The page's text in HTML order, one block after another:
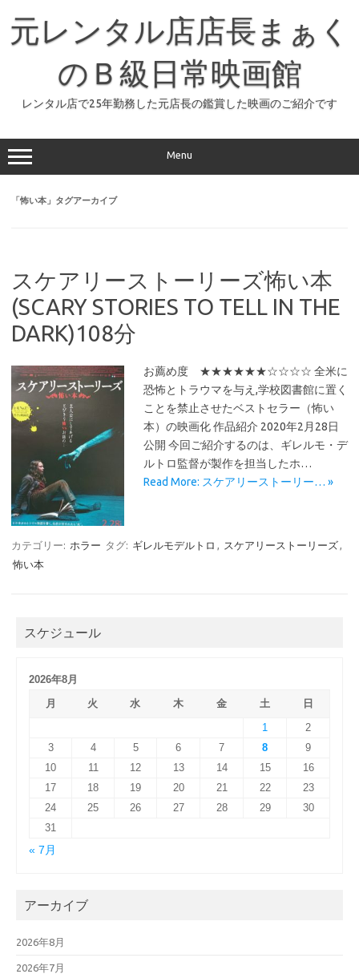
元レンタル店店長まぁく
のＢ級日常映画館
レンタル店で25年勤務した元店長の鑑賞した映画のご紹介です
Menu
「怖い本 」タグアーカイブ
スケアリーストーリーズ怖い本
(SCARY STORIES TO TELL IN THE
DARK)108分
お薦め度 ★★★★★★☆☆☆☆ 全米に
恐怖とトラウマを与え,学校図書館に置く
ことを禁止させたベストセラー（怖い
本）の映画化 作品紹介 2020年2月28日
公開 今回ご紹介するのは、ギレルモ・デ
ルトロ監督が製作を担当したホ…
Read More: スケアリーストーリー… »
カテゴリー: ホラー タグ: ギレルモデルトロ , スケアリーストーリーズ,
怖い本
スケジュール
2026年8月
月
火 水 木 金 土
日
1
2
3
4 5 6 7 8
9
10
11 12 13 14 15
16
17
18 19 20 21 22
23
24
25 26 27 28 29
30
31
« 7月
アーカイブ
2026年8月
2026年7月